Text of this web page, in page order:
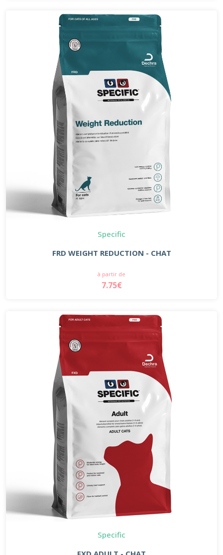
Specific
FRD WEIGHT REDUCTION - CHAT
à partir de
7.75€
Specific